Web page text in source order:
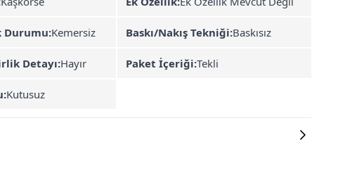
Durumu:Kemersiz Baskı/Nakış Tekniği:Baskısız
Detayı:Hayır Paket İçeriği:Tekli
Kutusuz